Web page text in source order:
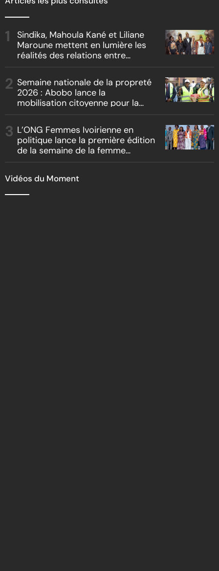
Sindika, Mahoula Kané et Liliane
Maroune mettent en lumière les
réalités des relations entre
Semaine nationale de la propreté
2026 : Abobo lance la
mobilisation citoyenne pour la
L’ONG Femmes Ivoirienne en
politique lance la première édition
de la semaine de la femme
Vidéos du Moment